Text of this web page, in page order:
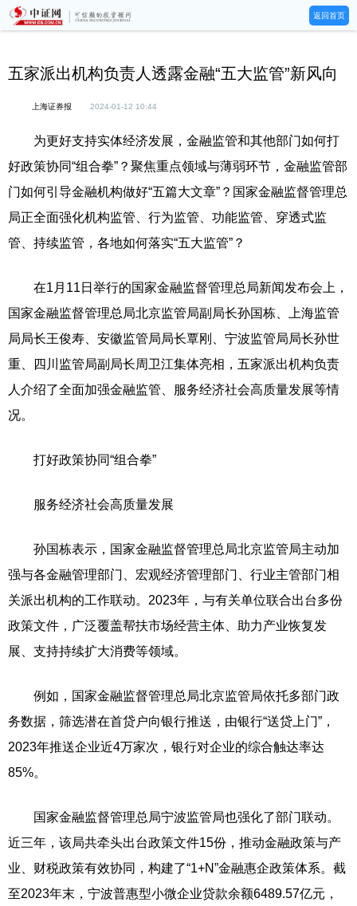
返回首页
五家派出机构负责人透露金融“五大监管”新风向
上海证券报 2024-01-12 10:44
为更好支持实体经济发展，金融监管和其他部门如何打
好政策协同“组合拳”？聚焦重点领域与薄弱环节，金融监管部
门如何引导金融机构做好“五篇大文章”？国家金融监督管理总
局正全面强化机构监管、行为监管、功能监管、穿透式监
管、持续监管，各地如何落实“五大监管”？
在1月11日举行的国家金融监督管理总局新闻发布会上，
国家金融监督管理总局北京监管局副局长孙国栋、上海监管
局局长王俊寿、安徽监管局局长覃刚、宁波监管局局长孙世
重、四川监管局副局长周卫江集体亮相，五家派出机构负责
人介绍了全面加强金融监管、服务经济社会高质量发展等情
况。
打好政策协同“组合拳”
服务经济社会高质量发展
孙国栋表示，国家金融监督管理总局北京监管局主动加
强与各金融管理部门、宏观经济管理部门、行业主管部门相
关派出机构的工作联动。2023年，与有关单位联合出台多份
政策文件，广泛覆盖帮扶市场经营主体、助力产业恢复发
展、支持持续扩大消费等领域。
例如，国家金融监督管理总局北京监管局依托多部门政
务数据，筛选潜在首贷户向银行推送，由银行“送贷上门”，
2023年推送企业近4万家次，银行对企业的综合触达率达
85%。
国家金融监督管理总局宁波监管局也强化了部门联动。
近三年，该局共牵头出台政策文件15份，推动金融政策与产
业、财税政策有效协同，构建了“1+N”金融惠企政策体系。截
至2023年末，宁波普惠型小微企业贷款余额6489.57亿元，